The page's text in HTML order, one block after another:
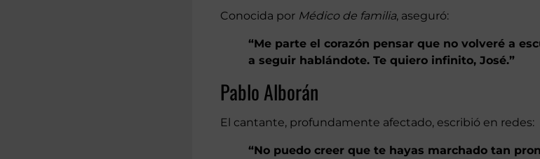
Conocida por Médico de familia, aseguró:
“Me parte el corazón pensar que no volveré a
a seguir hablándote. Te quiero infinito, José.”
Pablo Alborán
El cantante, profundamente afectado, escribió en redes:
“No puedo creer que te hayas marchado tan